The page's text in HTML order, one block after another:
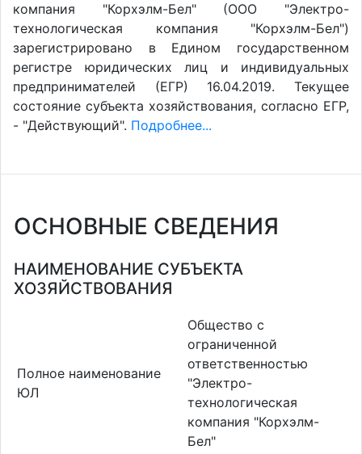
компания "Корхэлм-Бел" (ООО "Электро-
технологическая компания "Корхэлм-Бел")
зарегистрировано в Едином государственном
регистре юридических лиц и индивидуальных
предпринимателей (ЕГР) 16.04.2019. Текущее
состояние субъекта хозяйствования, согласно ЕГР,
- "Действующий". Подробнее...
ОСНОВНЫЕ СВЕДЕНИЯ
НАИМЕНОВАНИЕ СУБЪЕКТА
ХОЗЯЙСТВОВАНИЯ
Полное наименование
ЮЛ
Общество с
ограниченной
ответственностью
"Электро-
технологическая
компания "Корхэлм-
Бел"